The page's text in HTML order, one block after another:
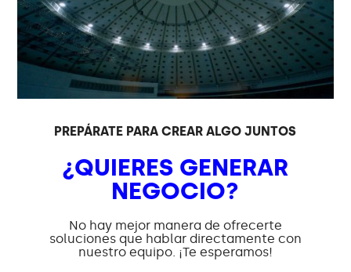
PREPÁRATE PARA CREAR ALGO JUNTOS
¿QUIERES GENERAR
NEGOCIO?
No hay mejor manera de ofrecerte
soluciones que hablar directamente con
nuestro equipo. ¡Te esperamos!